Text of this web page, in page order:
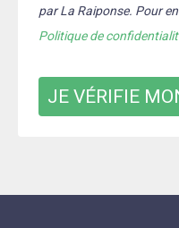
par La Raiponse. Pour
Politique de
JE VÉRIFIE